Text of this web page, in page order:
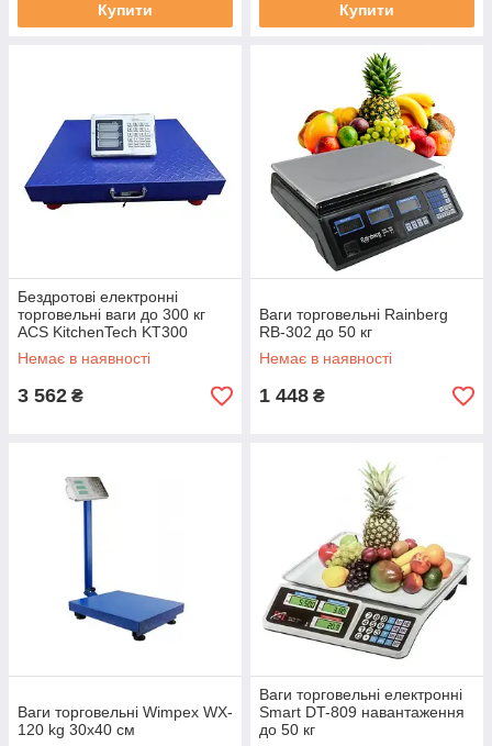
Купити Купити
Бездротові електронні
торговельні ваги до 300 кг
ACS KitchenTech KT300
Немає в наявності
3 562 ₴
Ваги торговельні Rainberg
RB-302 до 50 кг
Немає в наявності
1 448 ₴
Ваги торговельні Wimpex WX-
120 kg 30x40 см
Ваги торговельні електронні
Smart DT-809 навантаження
до 50 кг